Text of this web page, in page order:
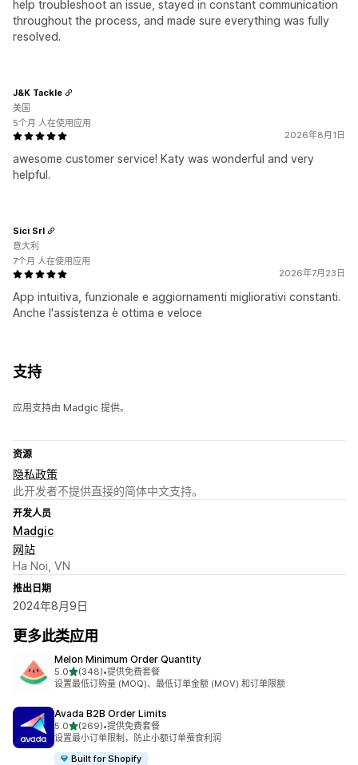
help troubleshoot an issue, stayed in constant communication
throughout the process, and made sure everything was fully
resolved.
2026年8月1日
awesome customer service! Katy was wonderful and very
helpful.
J&K Tackle
美国
5个月 人在使用应用
2026年7月23日
App intuitiva, funzionale e aggiornamenti migliorativi constanti.
Anche l'assistenza è ottima e veloce
Sici Srl
意大利
7个月 人在使用应用
支持
应用支持由 Madgic 提供。
资源
隐私政策
此开发者不提供直接的简体中文支持。
开发人员
Madgic
网站
Ha Noi, VN
推出日期
2024年8月9日
更多此类应用
Melon Minimum Order Quantity
5.0星（满分 5 星）
(348)
总共 348 条评论
•提供免费套餐
设置最低订购量 (MOQ)、最低订单金额 (MOV) 和订单限额
Avada B2B Order Limits
5.0星（满分 5 星）
(269)
总共 269 条评论
•提供免费套餐
设置最小订单限制，防止小额订单蚕食利润
Built for Shopify